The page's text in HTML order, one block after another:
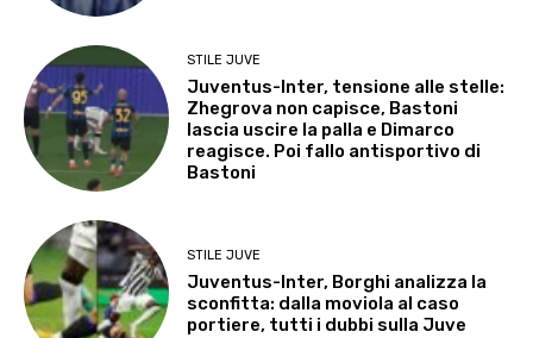
STILE JUVE
Juventus-Inter, tensione alle stelle:
Zhegrova non capisce, Bastoni
lascia uscire la palla e Dimarco
reagisce. Poi fallo antisportivo di
Bastoni
STILE JUVE
Juventus-Inter, Borghi analizza la
sconfitta: dalla moviola al caso
portiere, tutti i dubbi sulla Juve